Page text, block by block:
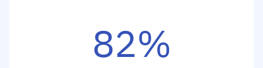
82%